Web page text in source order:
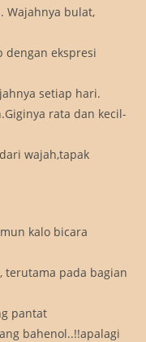
Wajahnya bulat,
dengan ekspresi
setiap hari.
rata dan kecil-
wajah,tapak
kalo bicara
terutama pada bagian
pantat
bahenol..!!apalagi